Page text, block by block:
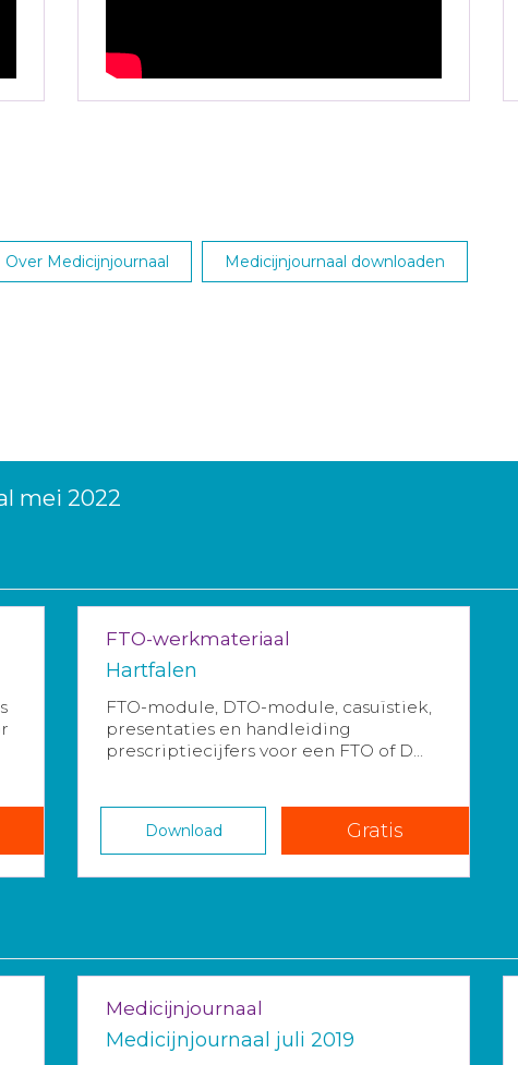
Over Medicijnjournaal Medicijnjournaal downloaden
mei 2022
FTO-werkmateriaal
Hartfalen
FTO-module, DTO-module, casuïstiek,
presentaties en handleiding
prescriptiecijfers voor een FTO of D...
Download Gratis
Medicijnjournaal
Medicijnjournaal juli 2019